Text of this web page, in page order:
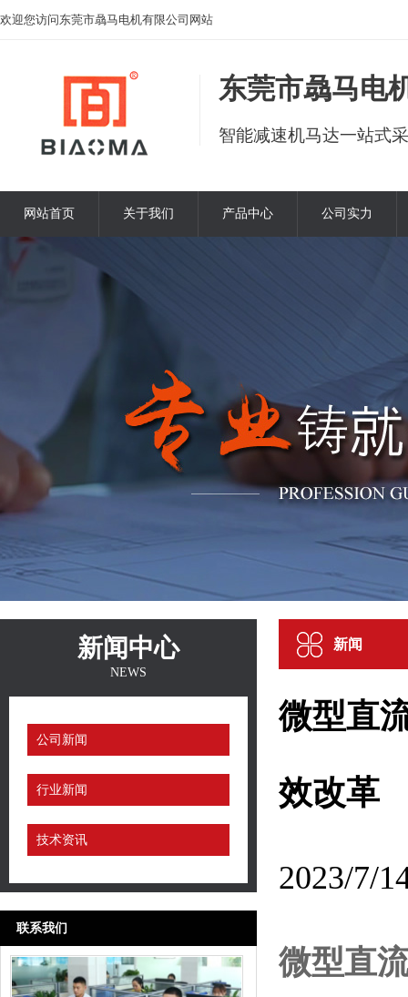
欢迎您访问东莞市骉马电机有限公司网站
东莞市骉马电
智能减速机马达一站式
网站首页 关于我们 产品中心 公司实力
新闻中心
NEWS
公司新闻
行业新闻
技术资讯
联系我们
新闻
微型直
效改革
2023/7/
微型直